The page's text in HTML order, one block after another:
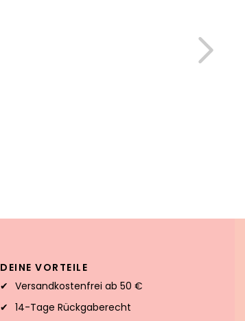
DEINE VORTEILE
Versandkostenfrei ab 50 €
14-Tage Rückgaberecht